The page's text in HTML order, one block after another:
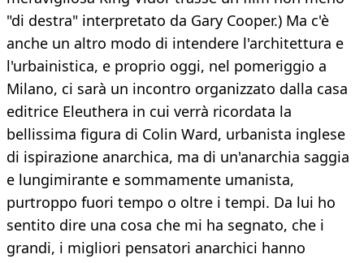
"di destra" interpretato da Gary Cooper.) Ma c'è
anche un altro modo di intendere l'architettura e
l'urbainistica, e proprio oggi, nel pomeriggio a
Milano, ci sarà un incontro organizzato dalla casa
editrice Eleuthera in cui verrà ricordata la
bellissima figura di Colin Ward, urbanista inglese
di ispirazione anarchica, ma di un'anarchia saggia
e lungimirante e sommamente umanista,
purtroppo fuori tempo o oltre i tempi. Da lui ho
sentito dire una cosa che mi ha segnato, che i
grandi, i migliori pensatori anarchici hanno